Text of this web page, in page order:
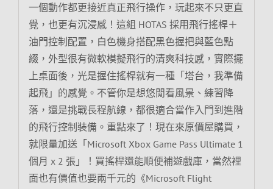
一個動作都更接近真正飛行操作，玩起來不只更直
覺，也更有沉浸感！這組 HOTAS 採用飛行搖桿＋
油門控制配置，白色機身搭配黑色握把與藍色點
綴，外型很有微軟模擬飛行的清爽科技感，實際擺
上桌面後，光是握住搖桿就有一種「塔台，我準備
起飛」的感覺。不管你是想悠閒看風景、練習降
落，還是挑戰長程航線，都很適合當作入門到進階
的飛行控制裝備。重點來了！現在來原價屋購買，
就限量加送「Microsoft Xbox Game Pass Ultimate 1
個月 x 2 張」！買搖桿還能順便補遊戲庫，當然裡
面也有價值也要兩千元的《Microsoft Flight